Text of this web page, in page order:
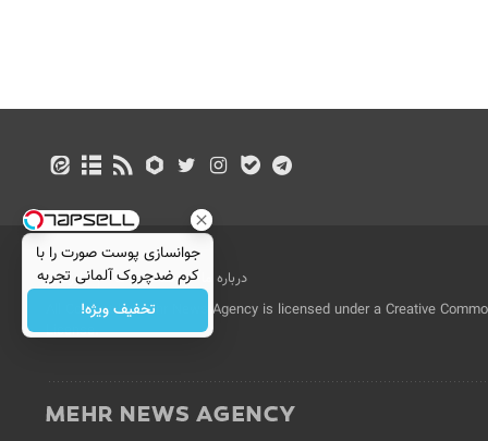
درباره ما تماس با ما
بازرگانی
All Content by Mehr News Agency is licensed under a Creative
License.
جوانسازی پوست صورت را با
کرم ضدچروک آلمانی تجربه
کنید!
تخفیف ویژه!